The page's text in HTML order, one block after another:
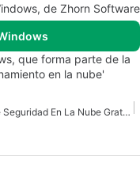
de Zhorn Software
que forma parte de la
en la nube'
Copia De Seguridad En La Nube Gratuita Para Windows